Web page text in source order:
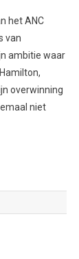
het ANC
van
ambitie waar
overwinning
niet